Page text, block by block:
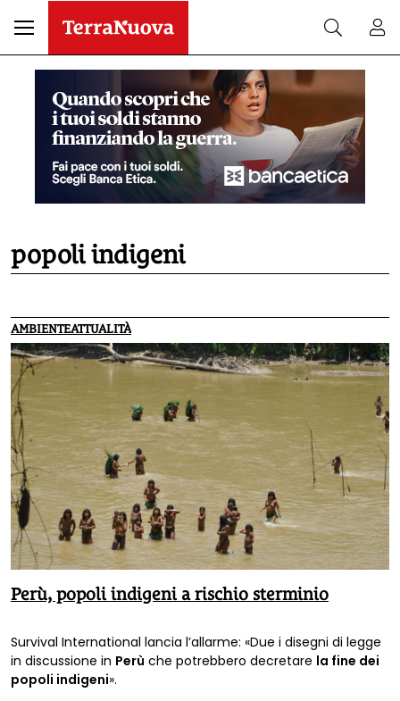
popoli indigeni
AMBIENTEATTUALITÀ
Perù, popoli indigeni a rischio sterminio
Survival International lancia l’allarme: «Due i disegni di legge
in discussione in Perù che potrebbero decretare la fine dei
popoli indigeni».